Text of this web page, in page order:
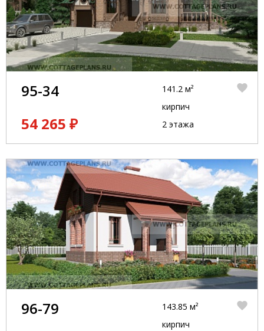
95-34
54 265 ₽
141.2 м²
кирпич
2 этажа
96-79
143.85 м²
кирпич